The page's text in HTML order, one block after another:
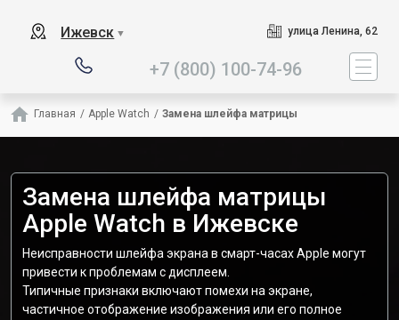
Ижевск ▼ улица Ленина, 62
+7 (800) 100-74-96
Главная / Apple Watch / Замена шлейфа матрицы
Замена шлейфа матрицы
Apple Watch в Ижевске
Неисправности шлейфа экрана в смарт-часах Apple могут
привести к проблемам с дисплеем.
Типичные признаки включают помехи на экране,
частичное отображение изображения или его полное